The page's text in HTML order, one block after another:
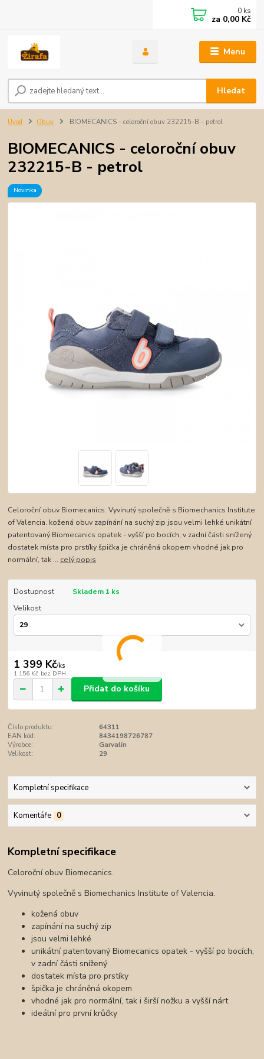
Menu
Hledat
0 ks
za 0,00 Kč
Úvod Obuv BIOMECANICS - celoroční obuv 232215-B - petrol
BIOMECANICS - celoroční obuv
232215-B - petrol
Novinka
Celoroční obuv Biomecanics. Vyvinutý společně s Biomechanics Institute
of Valencia. kožená obuv zapínání na suchý zip jsou velmi lehké unikátní
patentovaný Biomecanics opatek - vyšší po bocích, v zadní části snížený
dostatek místa pro prstíky špička je chráněná okopem vhodné jak pro
normální, tak ... celý popis
Dostupnost
Skladem 1 ks
Velikost
1 399 Kč/ks
1 156 Kč bez DPH
Přidat do košíku
Číslo produktu:
64311
EAN kód:
8434198726787
Výrobce:
Garvalín
Velikost:
29
Kompletní specifikace
Komentáře 0
Kompletní specifikace
Celoroční obuv Biomecanics.
Vyvinutý společně s Biomechanics Institute of Valencia.
kožená obuv
zapínání na suchý zip
jsou velmi lehké
unikátní patentovaný Biomecanics opatek - vyšší po bocích,
v zadní části snížený
dostatek místa pro prstíky
špička je chráněná okopem
vhodné jak pro normální, tak i širší nožku a vyšší nárt
ideální pro první krůčky